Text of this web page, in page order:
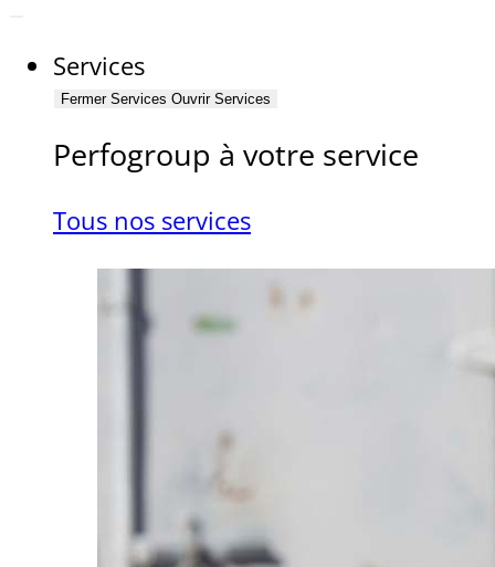
Services
Fermer Services Ouvrir Services
Perfogroup à votre service
Tous nos services